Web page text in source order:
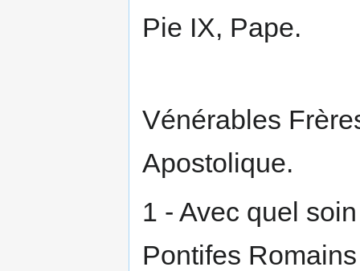
Pie IX, Pape.
Vénérables
Apostolique.
1 - Avec quel
Pontifes